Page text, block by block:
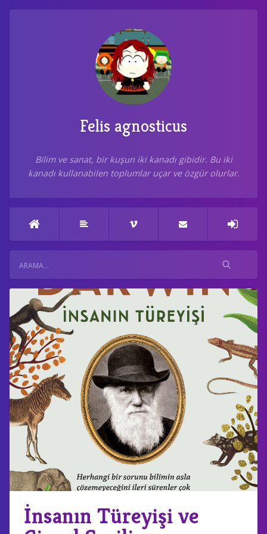
Felis agnosticus
Bilim ve sanat, bir kuşun iki kanadı gibidir. Bu iki
kanadı kullanabilen toplumlar uçar ve özgür olurlar.
İnsanın Türeyişi ve